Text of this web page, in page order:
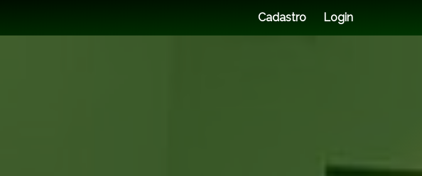
Cadastro Login